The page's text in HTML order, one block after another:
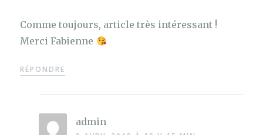
Comme toujours, article très intéressant !
Merci Fabienne
RÉPONDRE
admin